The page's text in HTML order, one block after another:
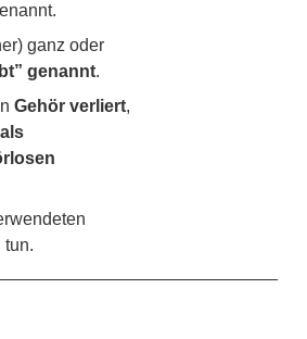
ganz oder
genannt.
Gehör verliert,
tun.